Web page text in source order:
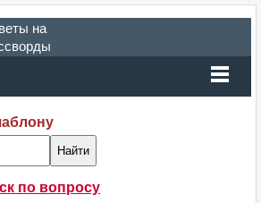
на
по вопросу